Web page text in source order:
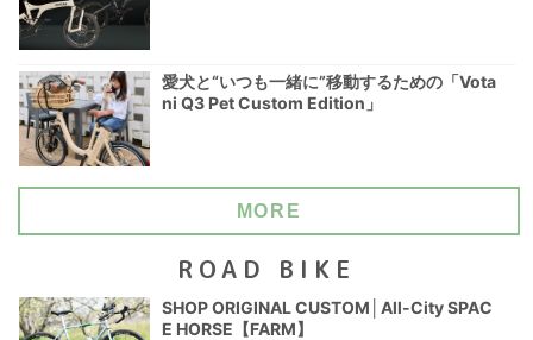
愛犬と“いつも一緒に”移動するための「Vota
ni Q3 Pet Custom Edition」
MORE
ROAD BIKE
SHOP ORIGINAL CUSTOM│All-City SPAC
E HORSE【FARM】